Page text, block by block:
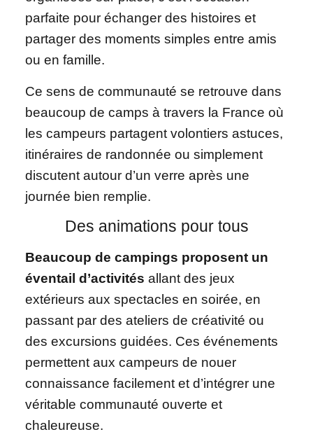
parfaite pour échanger des histoires et
partager des moments simples entre amis
ou en famille.
Ce sens de communauté se retrouve dans
beaucoup de camps à travers la France où
les campeurs partagent volontiers astuces,
itinéraires de randonnée ou simplement
discutent autour d’un verre après une
journée bien remplie.
Des animations pour tous
Beaucoup de campings proposent un
éventail d’activités allant des jeux
extérieurs aux spectacles en soirée, en
passant par des ateliers de créativité ou
des excursions guidées. Ces événements
permettent aux campeurs de nouer
connaissance facilement et d’intégrer une
véritable communauté ouverte et
chaleureuse.